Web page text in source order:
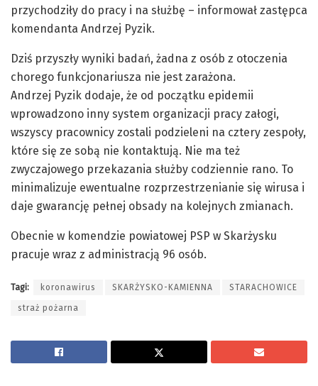
przychodziły do pracy i na służbę – informował zastępca
komendanta Andrzej Pyzik.
Dziś przyszły wyniki badań, żadna z osób z otoczenia
chorego funkcjonariusza nie jest zarażona.
Andrzej Pyzik dodaje, że od początku epidemii
wprowadzono inny system organizacji pracy załogi,
wszyscy pracownicy zostali podzieleni na cztery zespoły,
które się ze sobą nie kontaktują. Nie ma też
zwyczajowego przekazania służby codziennie rano. To
minimalizuje ewentualne rozprzestrzenianie się wirusa i
daje gwarancję pełnej obsady na kolejnych zmianach.
Obecnie w komendzie powiatowej PSP w Skarżysku
pracuje wraz z administracją 96 osób.
Tagi: koronawirus SKARŻYSKO-KAMIENNA STARACHOWICE
straż pożarna